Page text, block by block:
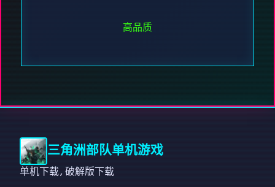
高品质
三角洲部队单机游戏
单机下载,破解版下载